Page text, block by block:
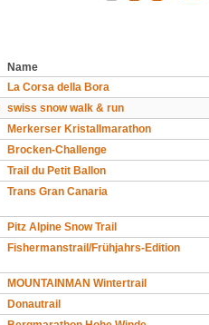
Name
La Corsa della Bora
swiss snow walk & run
Merkerser Kristallmarathon
Brocken-Challenge
Trail du Petit Ballon
Trans Gran Canaria
Pitz Alpine Snow Trail
Fishermanstrail/Frühjahrs-Edition
MOUNTAINMAN Wintertrail
Donautrail